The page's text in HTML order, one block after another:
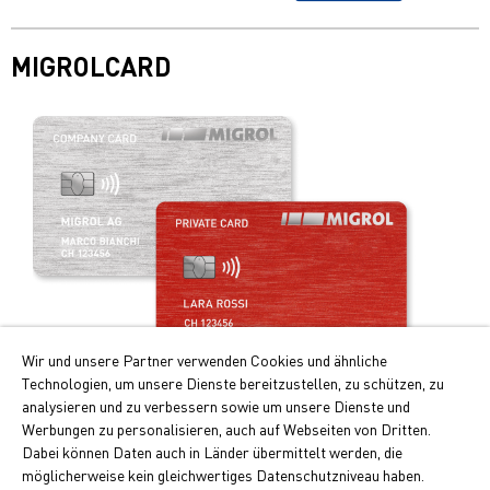
MIGROLCARD
Praticità e vantaggi!
I principali vantaggi della Migrolcard:
Punti Cumulus doppi per i rifornimenti e la ricarica
dell’auto elettrica
Wir und unsere Partner verwenden Cookies und ähnliche
Technologien, um unsere Dienste bereitzustellen, zu schützen, zu
analysieren und zu verbessern sowie um unsere Dienste und
Werbungen zu personalisieren, auch auf Webseiten von Dritten.
Dabei können Daten auch in Länder übermittelt werden, die
möglicherweise kein gleichwertiges Datenschutzniveau haben.